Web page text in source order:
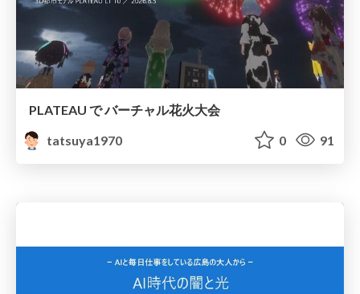
PLATEAU で バーチャル花火大会
tatsuya1970
0 91